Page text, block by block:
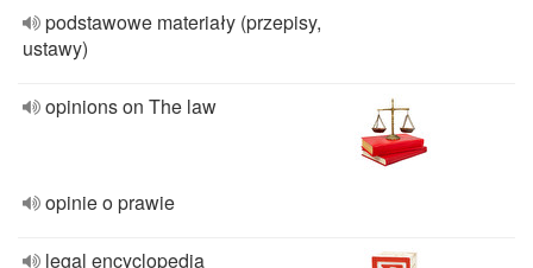
podstawowe materiały (przepisy,
ustawy)
opinions on The law
opinie o prawie
legal encyclopedia